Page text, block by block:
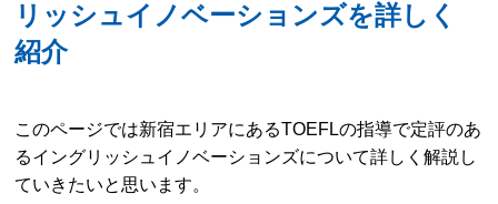
リッシュイノベーションズを詳しく
紹介
このページでは新宿エリアにあるTOEFLの指導で定評のあ
るイングリッシュイノベーションズについて詳しく解説し
ていきたいと思います。